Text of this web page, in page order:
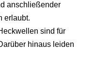
anschließender
erlaubt.
sind für
hinaus leiden